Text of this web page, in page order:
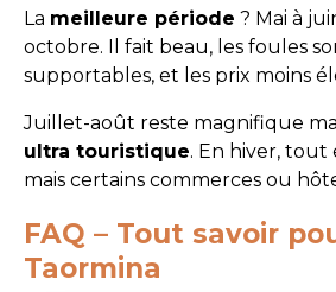
La meilleure période ? Mai à
octobre. Il fait beau, les foules
supportables, et les prix moins
Juillet-août reste magnifique
ultra touristique. En hiver, tout
mais certains commerces ou
FAQ – Tout savoir
Taormina